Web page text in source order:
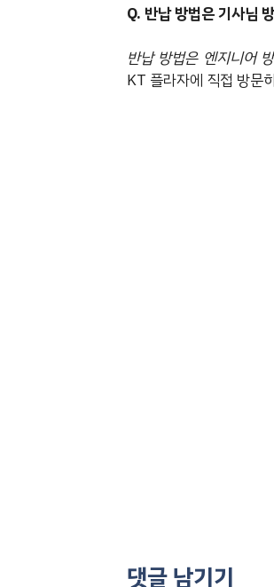
Q. 반납 방법은 기사님
반납 방법은 엔지니어
KT 플라자에 직접 방문
댓글 남기기